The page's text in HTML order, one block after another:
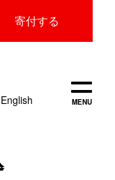
MENU
開く
寄付する
English